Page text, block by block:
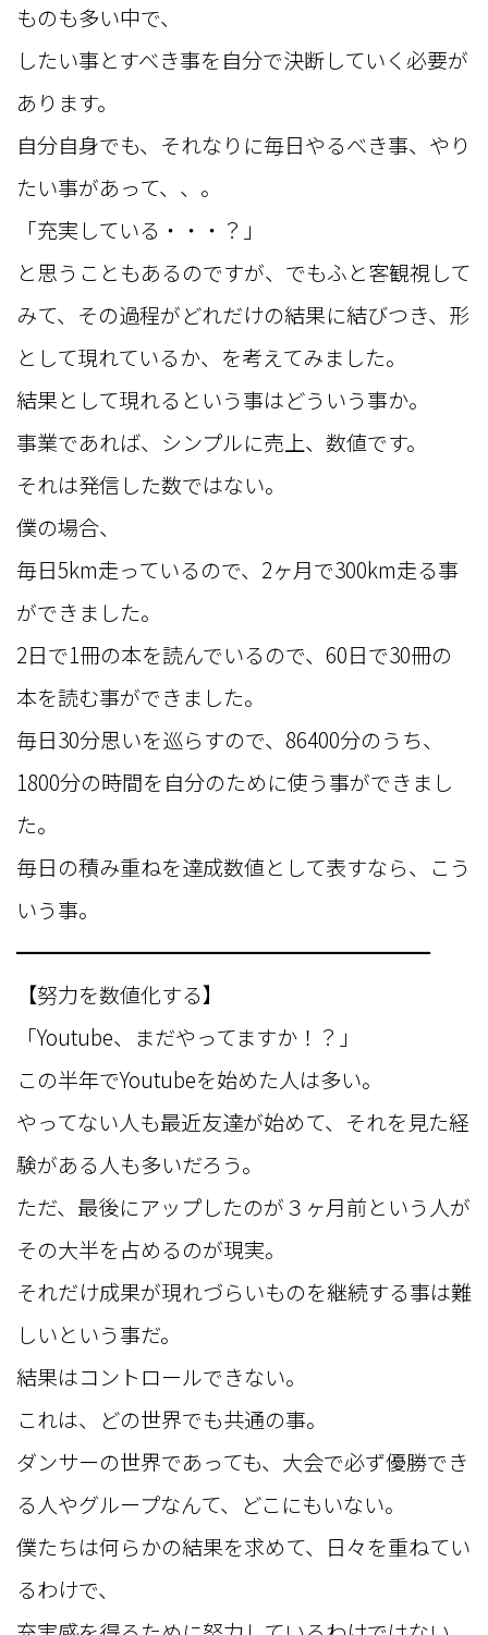
ものも多い中で、
したい事とすべき事を自分で決断していく必要が
あります。
自分自身でも、それなりに毎日やるべき事、やり
たい事があって、、。
「充実している・・・？」
と思うこともあるのですが、でもふと客観視して
みて、その過程がどれだけの結果に結びつき、形
として現れているか、を考えてみました。
結果として現れるという事はどういう事か。
事業であれば、シンプルに売上、数値です。
それは発信した数ではない。
僕の場合、
毎日5km走っているので、2ヶ月で300km走る事
ができました。
2日で1冊の本を読んでいるので、60日で30冊の
本を読む事ができました。
毎日30分思いを巡らすので、86400分のうち、
1800分の時間を自分のために使う事ができまし
た。
毎日の積み重ねを達成数値として表すなら、こう
いう事。
━━━━━━━━━━━━━━━━━━━━
【努力を数値化する】
「Youtube、まだやってますか！？」
この半年でYoutubeを始めた人は多い。
やってない人も最近友達が始めて、それを見た経
験がある人も多いだろう。
ただ、最後にアップしたのが３ヶ月前という人が
その大半を占めるのが現実。
それだけ成果が現れづらいものを継続する事は難
しいという事だ。
結果はコントロールできない。
これは、どの世界でも共通の事。
ダンサーの世界であっても、大会で必ず優勝でき
る人やグループなんて、どこにもいない。
僕たちは何らかの結果を求めて、日々を重ねてい
るわけで、